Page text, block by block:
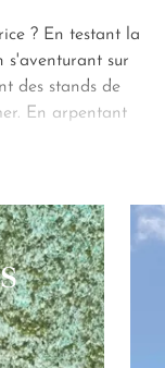
? En testant la
s'aventurant sur
des stands de
En arpentant
C'est comme